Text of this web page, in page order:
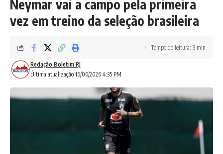
Neymar vai a campo pela primeira
vez em treino da seleção brasileira
Última atualização 16/06/2026 4:35 PM
Redação Boletim RJ
Tempo de leitura: 3 min